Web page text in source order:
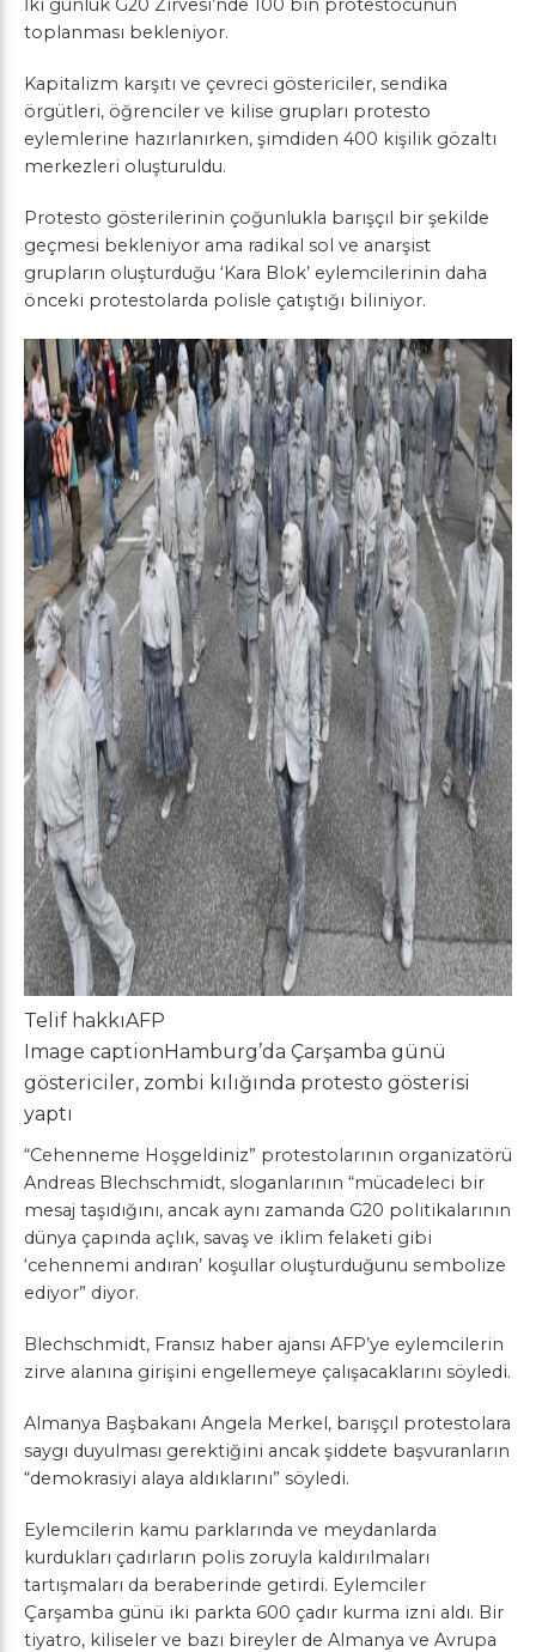
İki günlük G20 Zirvesi’nde 100 bin protestocunun
toplanması bekleniyor.
Kapitalizm karşıtı ve çevreci göstericiler, sendika
örgütleri, öğrenciler ve kilise grupları protesto
eylemlerine hazırlanırken, şimdiden 400 kişilik gözaltı
merkezleri oluşturuldu.
Protesto gösterilerinin çoğunlukla barışçıl bir şekilde
geçmesi bekleniyor ama radikal sol ve anarşist
grupların oluşturduğu ‘Kara Blok’ eylemcilerinin daha
önceki protestolarda polisle çatıştığı biliniyor.
Telif hakkıAFP
Image captionHamburg’da Çarşamba günü
göstericiler, zombi kılığında protesto gösterisi
yaptı
“Cehenneme Hoşgeldiniz” protestolarının organizatörü
Andreas Blechschmidt, sloganlarının “mücadeleci bir
mesaj taşıdığını, ancak aynı zamanda G20 politikalarının
dünya çapında açlık, savaş ve iklim felaketi gibi
‘cehennemi andıran’ koşullar oluşturduğunu sembolize
ediyor” diyor.
Blechschmidt, Fransız haber ajansı AFP’ye eylemcilerin
zirve alanına girişini engellemeye çalışacaklarını söyledi.
Almanya Başbakanı Angela Merkel, barışçıl protestolara
saygı duyulması gerektiğini ancak şiddete başvuranların
“demokrasiyi alaya aldıklarını” söyledi.
Eylemcilerin kamu parklarında ve meydanlarda
kurdukları çadırların polis zoruyla kaldırılmaları
tartışmaları da beraberinde getirdi. Eylemciler
Çarşamba günü iki parkta 600 çadır kurma izni aldı. Bir
tiyatro, kiliseler ve bazı bireyler de Almanya ve Avrupa